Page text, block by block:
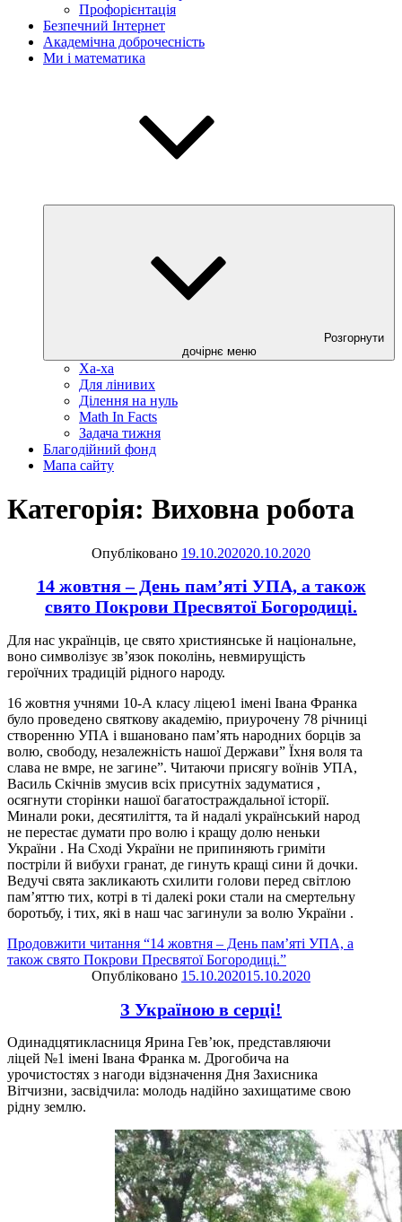
Профорієнтація
Безпечний Інтернет
Академічна доброчесність
Ми і математика
Розгорнути
дочірнє меню
Ха-ха
Для лінивих
Ділення на нуль
Math In Facts
Задача тижня
Благодійний фонд
Мапа сайту
Категорія: Виховна робота
Опубліковано 19.10.202020.10.2020
14 жовтня – День пам’яті УПА, а також
свято Покрови Пресвятої Богородиці.
Для нас українців, це свято християнське й національне,
воно символізує зв’язок поколінь, невмирущість
героїчних традицій рідного народу.
16 жовтня учнями 10-А класу ліцею1 імені Івана Франка
було проведено святкову академію, приурочену 78 річниці
створенню УПА і вшановано пам’ять народних борців за
волю, свободу, незалежність нашої Держави” Їхня воля та
слава не вмре, не загине”. Читаючи присягу воїнів УПА,
Василь Скічнів змусив всіх присутніх задуматися ,
осягнути сторінки нашої багатостраждальної історії.
Минали роки, десятиліття, та й надалі український народ
не перестає думати про волю і кращу долю неньки
України . На Сході України не припиняють гриміти
постріли й вибухи гранат, де гинуть кращі сини й дочки.
Ведучі свята закликають схилити голови перед світлою
пам’яттю тих, котрі в ті далекі роки стали на смертельну
боротьбу, і тих, які в наш час загинули за волю України .
Продовжити читання “14 жовтня – День пам’яті УПА, а
також свято Покрови Пресвятої Богородиці.”
Опубліковано 15.10.202015.10.2020
З Україною в серці!
Одинадцятикласниця Ярина Гев’юк, представляючи
ліцей №1 імені Івана Франка м. Дрогобича на
урочистостях з нагоди відзначення Дня Захисника
Вітчизни, засвідчила: молодь надійно захищатиме свою
рідну землю.